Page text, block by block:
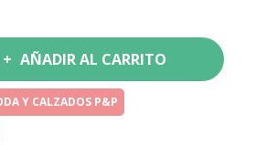
AÑADIR AL CARRITO
Y CALZADOS P&P